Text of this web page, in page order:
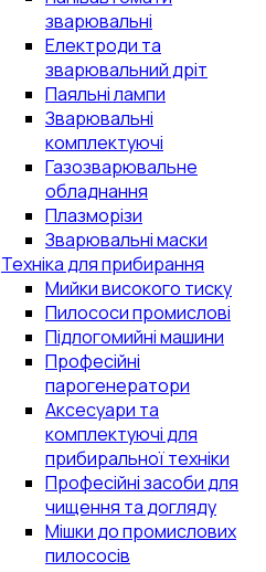
зварювальні
Електроди та
зварювальний дріт
Паяльні лампи
Зварювальні
комплектуючі
Газозварювальне
обладнання
Плазморізи
Зварювальні маски
Техніка для прибирання
Мийки високого тиску
Пилососи промислові
Підлогомийні машини
Професійні
парогенератори
Аксесуари та
комплектуючі для
прибиральної техніки
Професійні засоби для
чищення та догляду
Мішки до промислових
пилососів